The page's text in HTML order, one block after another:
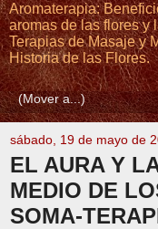
Aromaterapia:
aromas de las flores y
Terapias de Masaje y
Historia de las Flores.
sábado, 19 de mayo de
EL AURA Y
MEDIO DE
SOMA-